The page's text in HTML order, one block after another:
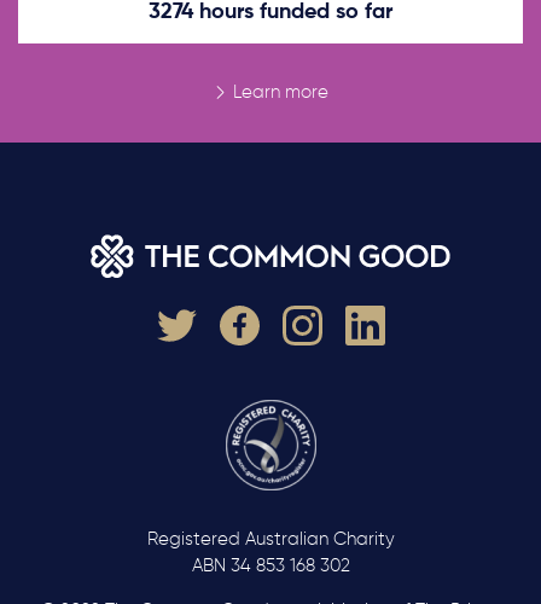
3274 hours funded so far
Learn more
Registered Australian Charity
ABN 34 853 168 302